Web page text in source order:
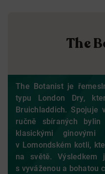
The
The Botanist je
typu London Dry,
Bruichladdich. Spojuje
ručně sbíraných
klasickými ginovými
v Lomondském kotli,
na světě. Výsledkem
s vyváženou a bohatou